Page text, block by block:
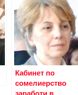
Кабинет по
сомелиерство
заработи в